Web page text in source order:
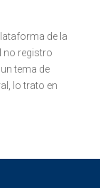
de la
no registro
tema de
lo trato en